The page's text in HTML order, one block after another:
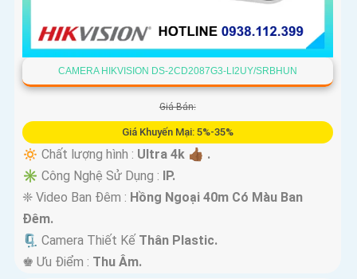
CAMERA HIKVISION DS-2CD2087G3-LI2UY/SRBHUN
Giá Bán:
Giá Khuyến Mại: 5%-35%
🔅 Chất lượng hình : Ultra 4k 👍🏾 .
✳️ Công Nghệ Sử Dụng : IP.
❈ Video Ban Đêm : Hồng Ngoại 40m Có Màu Ban
Ðêm.
🗜️ Camera Thiết Kế Thân Plastic.
️♚ Ưu Điểm : Thu Âm.